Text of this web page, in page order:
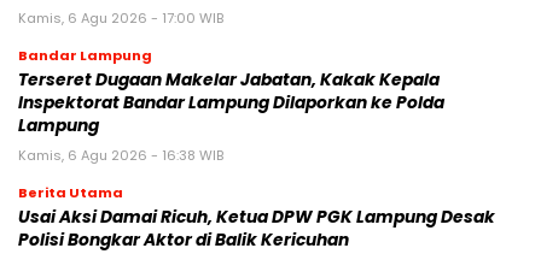
Kamis, 6 Agu 2026 - 17:00 WIB
Bandar Lampung
Terseret Dugaan Makelar Jabatan, Kakak Kepala
Inspektorat Bandar Lampung Dilaporkan ke Polda
Lampung
Kamis, 6 Agu 2026 - 16:38 WIB
Berita Utama
Usai Aksi Damai Ricuh, Ketua DPW PGK Lampung Desak
Polisi Bongkar Aktor di Balik Kericuhan